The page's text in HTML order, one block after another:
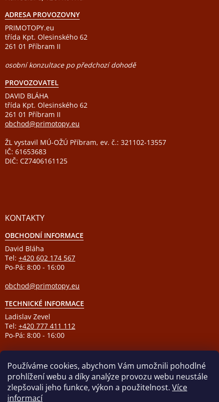
Používáme cookies, abychom Vám umožnili pohodlné
prohlížení webu a díky analýze provozu webu neustále
zlepšovali jeho funkce, výkon a použitelnost. Více
informací
ADRESA PROVOZOVNY
PRIMOTOPY.eu
třída Kpt. Olesinského 62
261 01 Příbram II
osobní konzultace po předchozí dohodě
PROVOZOVATEL
DAVID BLÁHA
třída Kpt. Olesinského 62
261 01 Příbram II
obchod@primotopy.eu
ŽL vystavil MÚ-OŽÚ Příbram, ev. č.: 321102-13557
IČ: 61653683
DIČ: CZ7406161125
KONTAKTY
OBCHODNÍ INFORMACE
David Bláha
Tel: +420 602 174 567
Po-Pá: 8:00 - 16:00
obchod@primotopy.eu
TECHNICKÉ INFORMACE
Ladislav Zevel
Tel: +420 777 411 112
Po-Pá: 8:00 - 16:00